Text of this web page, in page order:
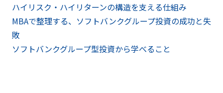
ハイリスク・ハイリターンの構造を支える仕組み
MBAで整理する、ソフトバンクグループ投資の成功と失
敗
ソフトバンクグループ型投資から学べること